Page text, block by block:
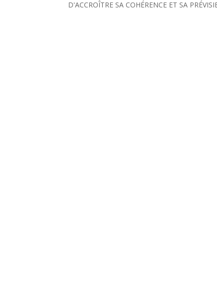
D'ACCROÎTRE SA COHÉRENCE ET SA